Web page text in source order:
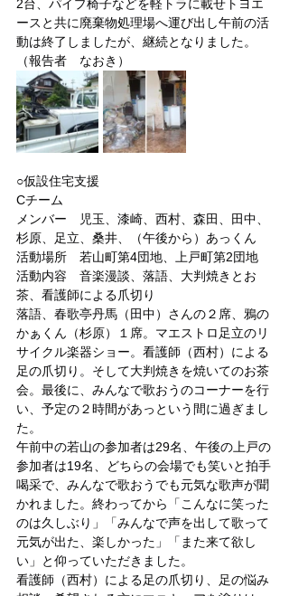
2台、パイプ椅子などを軽トラに載せトヨエ
ースと共に廃棄物処理場へ運び出し午前の活
動は終了しましたが、継続となりました。
（報告者　なおき）
○仮設住宅支援
Cチーム
メンバー　児玉、漆崎、西村、森田、田中、
杉原、足立、桑井、（午後から）あっくん
活動場所　若山町第4団地、上戸町第2団地
活動内容　音楽漫談、落語、大判焼きとお
茶、看護師による爪切り
落語、春歌亭丹馬（田中）さんの２席、鴉の
かぁくん（杉原）１席。マエストロ足立のリ
サイクル楽器ショー。看護師（西村）による
足の爪切り。そして大判焼きを焼いてのお茶
会。最後に、みんなで歌おうのコーナーを行
い、予定の２時間があっという間に過ぎまし
た。
午前中の若山の参加者は29名、午後の上戸の
参加者は19名、どちらの会場でも笑いと拍手
喝采で、みんなで歌おうでも元気な歌声が聞
かれました。終わってから「こんなに笑った
のは久しぶり」「みんなで声を出して歌って
元気が出た、楽しかった」「また来て欲し
い」と仰っていただきました。
看護師（西村）による足の爪切り、足の悩み